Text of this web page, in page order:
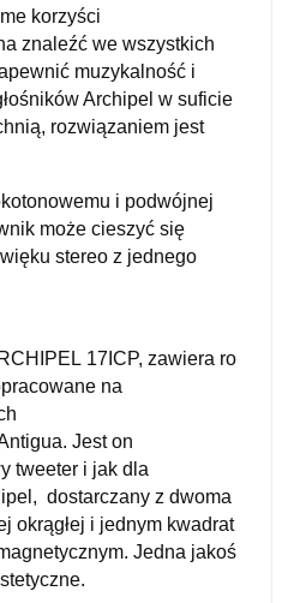
korzyści
znaleźć we wszystkich
muzykalność i
Archipel w suficie
rozwiązaniem jest
i podwójnej
może cieszyć się
stereo z jednego
17ICP, zawiera ro
na
Jest on
tweeter i jak dla
dostarczany z dwoma
okrągłej i jednym kwadrat
Jedna jakoś